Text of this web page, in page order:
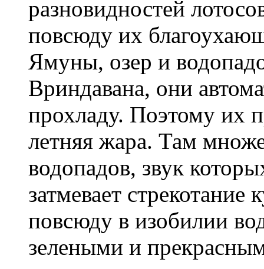
разновидностей
повсюду их
Ямуны, озер и
Вриндавана, они
прохладу. Поэтому их
летняя жара. Там
водопадов, звук
затмевает стрекотание
повсюду в изобилии
зелеными и